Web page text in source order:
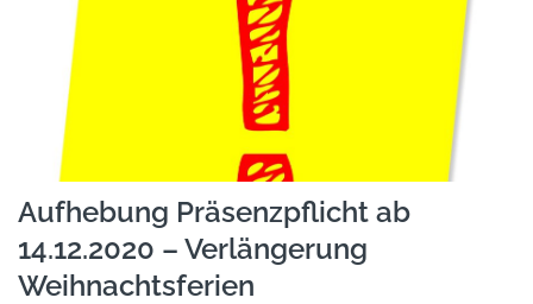
Aufhebung Präsenzpflicht ab
14.12.2020 – Verlängerung
Weihnachtsferien